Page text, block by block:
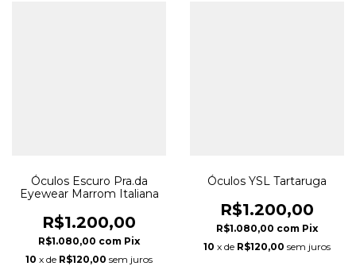
Óculos Escuro Pra.da
Eyewear Marrom Italiana
R$1.200,00
R$1.080,00 com Pix
10 x de R$120,00 sem juros
Óculos YSL Tartaruga
R$1.200,00
R$1.080,00 com Pix
10 x de R$120,00 sem juros